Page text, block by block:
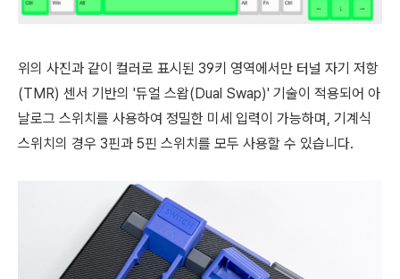
위의 사진과 같이 컬러로 표시된 39키 영역에서만 터널 자기 저항
(TMR) 센서 기반의 '듀얼 스왑(Dual Swap)' 기술이 적용되어 아
날로그 스위치를 사용하여 정밀한 미세 입력이 가능하며, 기계식
스위치의 경우 3핀과 5핀 스위치를 모두 사용할 수 있습니다.